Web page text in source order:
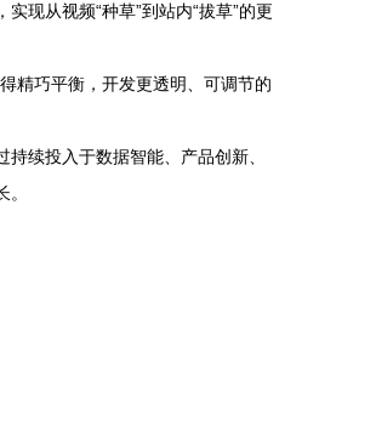
现从视频“种草”到站内“拔草”的更
精巧平衡，开发更透明、可调节的
续投入于数据智能、产品创新、